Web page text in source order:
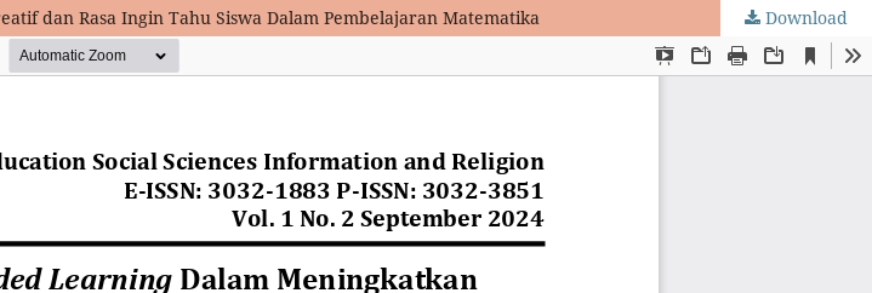
dan Rasa Ingin Tahu Siswa Dalam Pembelajaran Matematika Download